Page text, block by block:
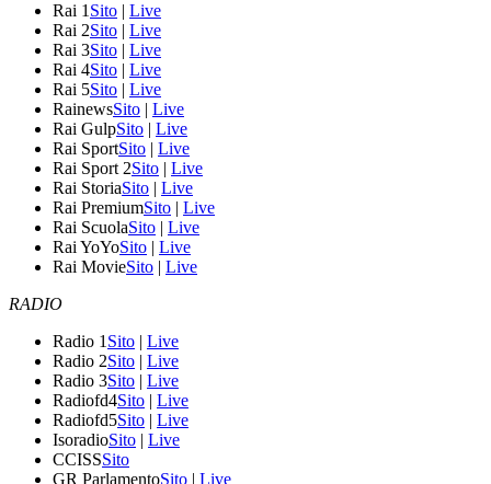
Rai 1 Sito | Live
Rai 2Sito | Live
Rai 3Sito | Live
Rai 4Sito | Live
Rai 5Sito | Live
RainewsSito | Live
Rai GulpSito | Live
Rai SportSito | Live
Rai Sport 2Sito | Live
Rai StoriaSito | Live
Rai PremiumSito | Live
Rai ScuolaSito | Live
Rai YoYoSito | Live
Rai MovieSito | Live
RADIO
Radio 1 Sito | Live
Radio 2Sito | Live
Radio 3Sito | Live
Radiofd4Sito | Live
Radiofd5Sito | Live
IsoradioSito | Live
CCISSSito
GR ParlamentoSito | Live